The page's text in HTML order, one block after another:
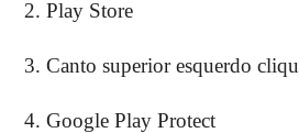
2. Play Store
3. Canto superior esquerdo
4. Google Play Protect